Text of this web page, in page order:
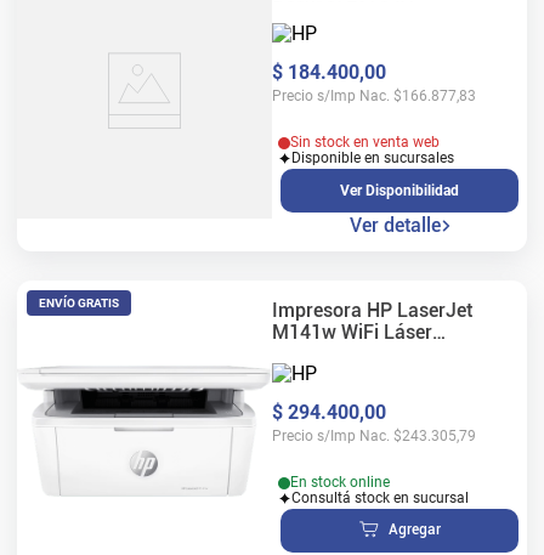
$ 184.400,00
Precio s/Imp Nac. $166.877,83
Sin stock en venta web
Disponible en sucursales
Ver Disponibilidad
Ver detalle
ENVÍO GRATIS
Impresora HP LaserJet
M141w WiFi Láser
$ 294.400,00
Precio s/Imp Nac. $243.305,79
En stock online
Consultá stock en sucursal
Agregar